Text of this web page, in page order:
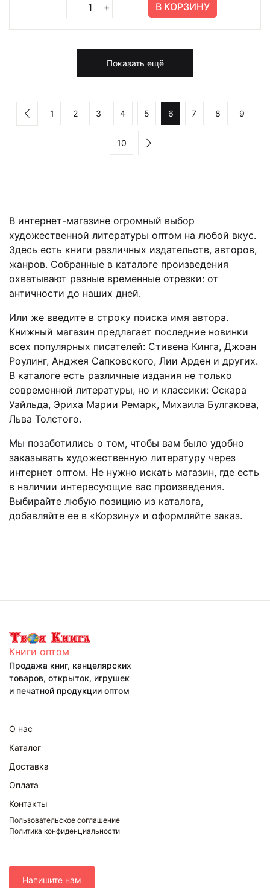
+ В КОРЗИНУ
Показать ещё
1 2 3 4 5 6 7 8 9
10
В интернет-магазине огромный выбор
художественной литературы оптом на любой вкус.
Здесь есть книги различных издательств, авторов,
жанров. Собранные в каталоге произведения
охватывают разные временные отрезки: от
античности до наших дней.
Или же введите в строку поиска имя автора.
Книжный магазин предлагает последние новинки
всех популярных писателей: Стивена Кинга, Джоан
Роулинг, Анджея Сапковского, Лии Арден и других.
В каталоге есть различные издания не только
современной литературы, но и классики: Оскара
Уайльда, Эриха Марии Ремарк, Михаила Булгакова,
Льва Толстого.
Мы позаботились о том, чтобы вам было удобно
заказывать художественную литературу через
интернет оптом. Не нужно искать магазин, где есть
в наличии интересующие вас произведения.
Выбирайте любую позицию из каталога,
добавляйте ее в «Корзину» и оформляйте заказ.
Книги оптом
Продажа книг, канцелярских
товаров, открыток, игрушек
и печатной продукции оптом
О нас
Каталог
Доставка
Оплата
Контакты
Пользовательское соглашение
Политика конфиденциальности
Напишите нам